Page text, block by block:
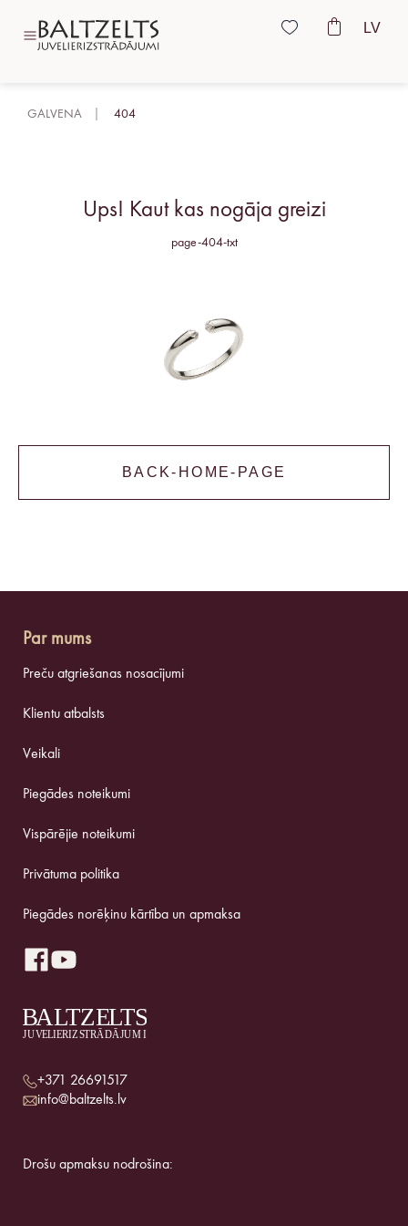
LV
GALVENA 404
Ups! Kaut kas nogāja greizi
page-404-txt
BACK-HOME-PAGE
Par mums
Preču atgriešanas nosacījumi
Klientu atbalsts
Veikali
Piegādes noteikumi
Vispārējie noteikumi
Privātuma politika
Piegādes norēķinu kārtība un apmaksa
+371 26691517
info@baltzelts.lv
Drošu apmaksu nodrošina: